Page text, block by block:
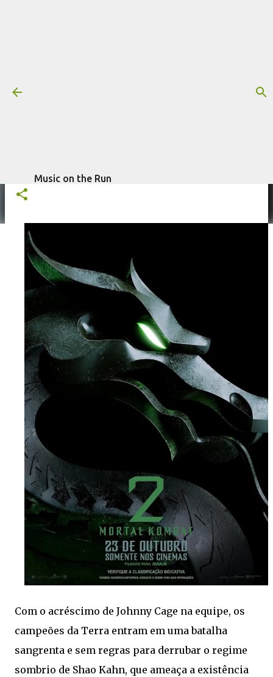
Music on the Run
Trilha sonora: Mortal Kombat II,
Com o acréscimo de Johnny Cage na equipe, os
campeões da Terra entram em uma batalha
sangrenta e sem regras para derrubar o regime
sombrio de Shao Kahn, que ameaça a existência